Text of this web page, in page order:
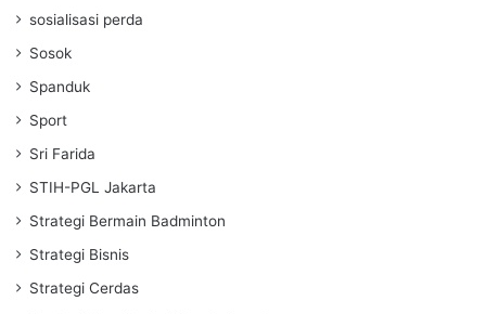
sosialisasi perda
Sosok
Spanduk
Sport
Sri Farida
STIH-PGL Jakarta
Strategi Bermain Badminton
Strategi Bisnis
Strategi Cerdas